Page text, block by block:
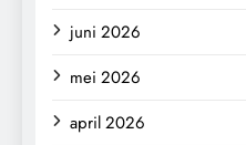
juni 2026
mei 2026
april 2026